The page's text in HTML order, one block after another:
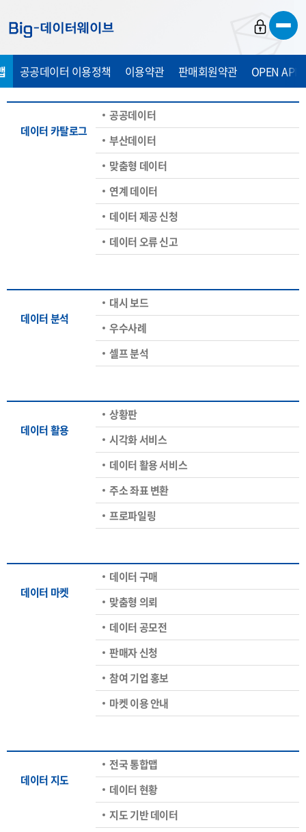
가
기
가
기
가
기
공공데이터 이용정책 이용약관 판매회원약관 OPEN API
데이터 카탈로그
공공데이터
부산데이터
맞춤형 데이터
연계 데이터
데이터 제공 신청
데이터 오류 신고
데이터 분석
대시 보드
우수사례
셀프 분석
데이터 활용
상황판
시각화 서비스
데이터 활용 서비스
주소 좌표 변환
프로파일링
데이터 마켓
데이터 구매
맞춤형 의뢰
데이터 공모전
판매자 신청
참여 기업 홍보
마켓 이용 안내
데이터 지도
전국 통합맵
데이터 현황
지도 기반 데이터